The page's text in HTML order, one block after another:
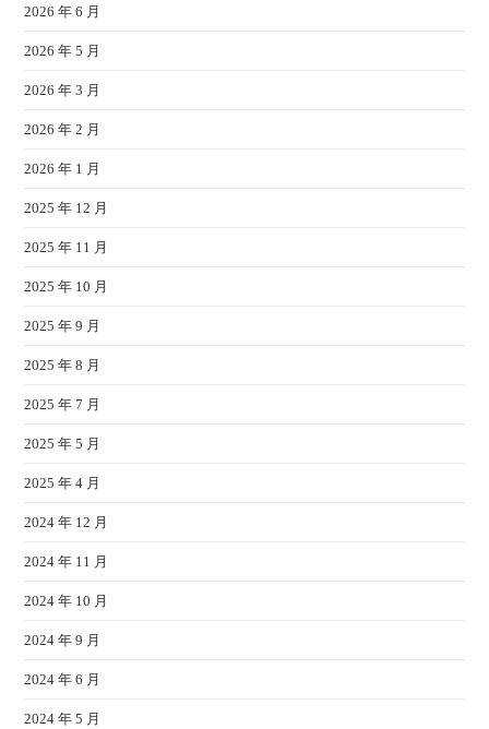
2026 年 6 月
2026 年 5 月
2026 年 3 月
2026 年 2 月
2026 年 1 月
2025 年 12 月
2025 年 11 月
2025 年 10 月
2025 年 9 月
2025 年 8 月
2025 年 7 月
2025 年 5 月
2025 年 4 月
2024 年 12 月
2024 年 11 月
2024 年 10 月
2024 年 9 月
2024 年 6 月
2024 年 5 月